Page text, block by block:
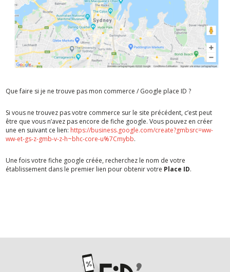
Que faire si je ne trouve pas mon commerce / Google place ID ?
Si vous ne trouvez pas votre commerce sur le site précédent, c’est peut
être que vous n’avez pas encore de fiche google. Vous pouvez en créer
une en suivant ce lien: https://business.google.com/create?gmbsrc=ww-
ww-et-gs-z-gmb-v-z-h~bhc-core-u%7Cmybb.
Une fois votre fiche google créée, recherchez le nom de votre
établissement dans le premier lien pour obtenir votre Place ID.